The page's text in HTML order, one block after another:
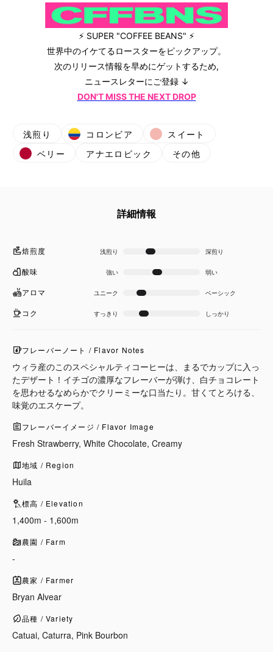
⚡ SUPER "COFFEE BEANS" ⚡
世界中のイケてるロースターをピックアップ。
次のリリース情報を早めにゲットするため,
ニュースレターにご登録 ↓
DON'T MISS THE NEXT DROP
浅煎り コロンビア
スイート
ベリー
アナエロビック その他
詳細情報
焙煎度 浅煎り 深煎り
酸味 強い 弱い
アロマ ユニーク ベーシック
コク すっきり しっかり
フレーバーノート / Flavor Notes
ウィラ産のこのスペシャルティコーヒーは、まるでカップに入っ
たデザート！イチゴの濃厚なフレーバーが弾け、白チョコレート
を思わせるなめらかでクリーミーな口当たり。甘くてとろける、
味覚のエスケープ。
フレーバーイメージ / Flavor Image
Fresh Strawberry, White Chocolate, Creamy
地域 / Region
Huila
標高 / Elevation
1,400m - 1,600m
農園 / Farm
-
農家 / Farmer
Bryan Alvear
品種 / Variety
Catuai, Caturra, Pink Bourbon